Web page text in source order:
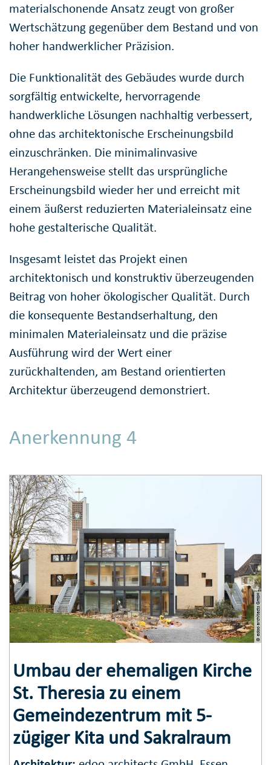
materialschonende Ansatz zeugt von großer
Wertschätzung gegenüber dem Bestand und von
hoher handwerklicher Präzision.
Die Funktionalität des Gebäudes wurde durch
sorgfältig entwickelte, hervorragende
handwerkliche Lösungen nachhaltig verbessert,
ohne das architektonische Erscheinungsbild
einzuschränken. Die minimalinvasive
Herangehensweise stellt das ursprüngliche
Erscheinungsbild wieder her und erreicht mit
einem äußerst reduzierten Materialeinsatz eine
hohe gestalterische Qualität.
Insgesamt leistet das Projekt einen
architektonisch und konstruktiv überzeugenden
Beitrag von hoher ökologischer Qualität. Durch
die konsequente Bestandserhaltung, den
minimalen Materialeinsatz und die präzise
Ausführung wird der Wert einer
zurückhaltenden, am Bestand orientierten
Architektur überzeugend demonstriert.
Anerkennung 4
© edoo architects GmbH
Umbau der ehemaligen Kirche
St. Theresia zu einem
Gemeindezentrum mit 5-
zügiger Kita und Sakralraum